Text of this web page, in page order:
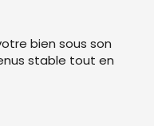
bien sous son
stable tout en